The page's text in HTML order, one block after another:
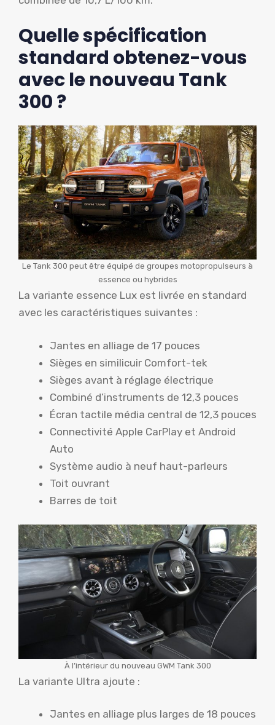
Quelle spécification
standard obtenez-vous
avec le nouveau Tank
300 ?
Le Tank 300 peut être équipé de groupes motopropulseurs à
essence ou hybrides
La variante essence Lux est livrée en standard
avec les caractéristiques suivantes :
Jantes en alliage de 17 pouces
Sièges en similicuir Comfort-tek
Sièges avant à réglage électrique
Combiné d’instruments de 12,3 pouces
Écran tactile média central de 12,3 pouces
Connectivité Apple CarPlay et Android
Auto
Système audio à neuf haut-parleurs
Toit ouvrant
Barres de toit
À l’intérieur du nouveau GWM Tank 300
La variante Ultra ajoute :
Jantes en alliage plus larges de 18 pouces